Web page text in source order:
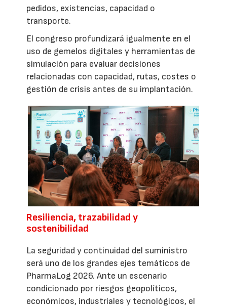
pedidos, existencias, capacidad o
transporte.
El congreso profundizará igualmente en el
uso de gemelos digitales y herramientas de
simulación para evaluar decisiones
relacionadas con capacidad, rutas, costes o
gestión de crisis antes de su implantación.
Resiliencia, trazabilidad y
sostenibilidad
La seguridad y continuidad del suministro
será uno de los grandes ejes temáticos de
PharmaLog 2026. Ante un escenario
condicionado por riesgos geopolíticos,
económicos, industriales y tecnológicos, el